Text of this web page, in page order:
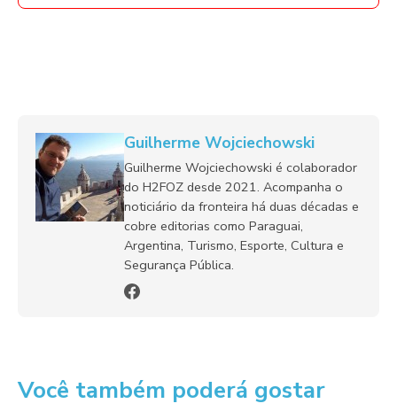
Guilherme Wojciechowski
Guilherme Wojciechowski é colaborador
do H2FOZ desde 2021. Acompanha o
noticiário da fronteira há duas décadas e
cobre editorias como Paraguai,
Argentina, Turismo, Esporte, Cultura e
Segurança Pública.
Você também poderá gostar